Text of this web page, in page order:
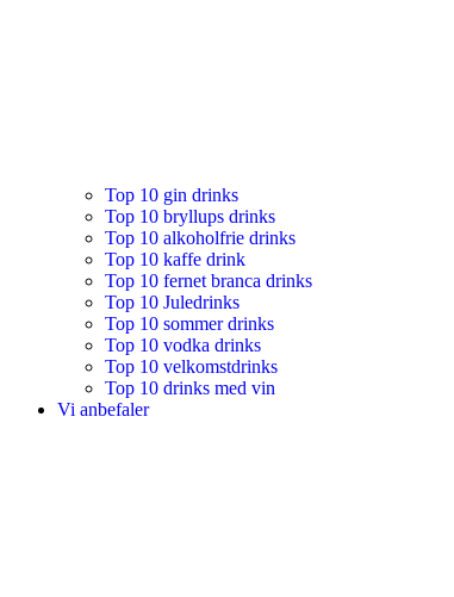
Top 10 gin drinks
Top 10 bryllups drinks
Top 10 alkoholfrie drinks
Top 10 kaffe drink
Top 10 fernet branca drinks
Top 10 Juledrinks
Top 10 sommer drinks
Top 10 vodka drinks
Top 10 velkomstdrinks
Top 10 drinks med vin
Vi anbefaler